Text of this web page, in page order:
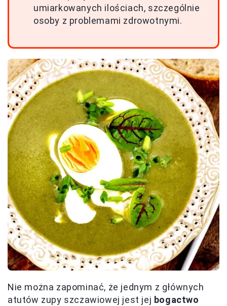
umiarkowanych ilościach, szczególnie
osoby z problemami zdrowotnymi.
Nie można zapominać, że jednym z głównych
atutów zupy szczawiowej jest jej bogactwo